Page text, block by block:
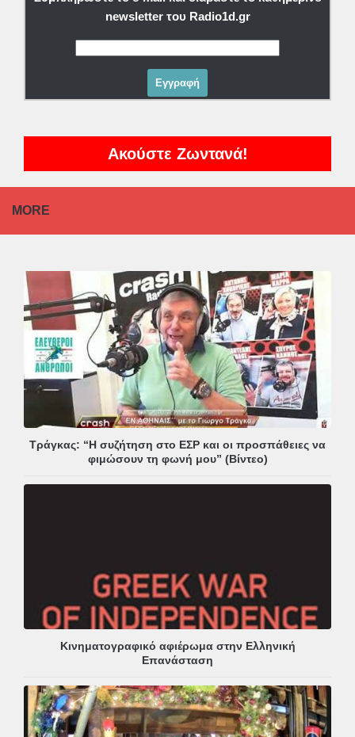
newsletter του Radio1d.gr
Ακούστε Ζωντανά!
MORE
Τράγκας: “Η συζήτηση στο ΕΣΡ και οι προσπάθειες να
φιμώσουν τη φωνή μου” (Βίντεο)
Κινηματογραφικό αφιέρωμα στην Ελληνική
Επανάσταση